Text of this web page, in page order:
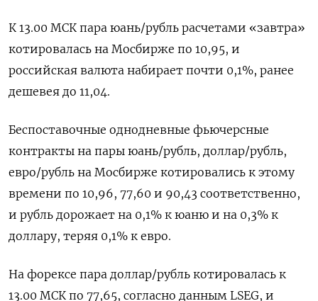
К 13.00 МСК пара юань/рубль расчетами «завтра»
котировалась на Мосбирже по 10,95, и
российская валюта набирает почти 0,1%, ранее
дешевея до 11,04.
Беспоставочные однодневные фьючерсные
контракты на пары юань/рубль, доллар/рубль,
евро/рубль на Мосбирже котировались к этому
времени по 10,96, 77,60 и 90,43 соответственно,
и рубль дорожает на 0,1% к юаню и на 0,3% к
доллару, теряя 0,1% к евро.
На форексе пара доллар/рубль котировалась к
13.00 МСК по 77,65, согласно данным LSEG, и